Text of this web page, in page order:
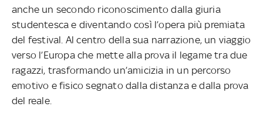
anche un secondo riconoscimento dalla giuria
studentesca e diventando così l’opera più premiata
del festival. Al centro della sua narrazione, un viaggio
verso l’Europa che mette alla prova il legame tra due
ragazzi, trasformando un’amicizia in un percorso
emotivo e fisico segnato dalla distanza e dalla prova
del reale.